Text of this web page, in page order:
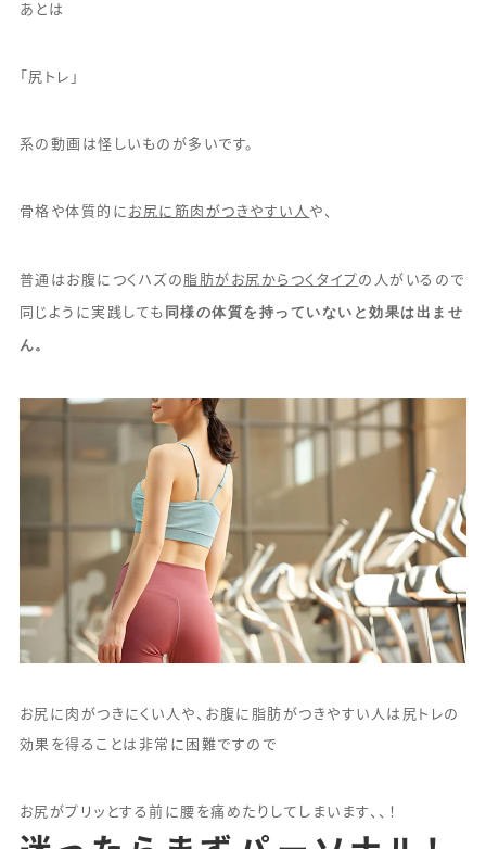
あとは
「尻トレ」
系の動画は怪しいものが多いです。
骨格や体質的に お尻に筋肉がつきやすい人 や、
普通はお腹につくハズの 脂肪がお尻からつくタイプの人がいるので
同じように実践しても 同様の体質を持っていないと効果は出ませ
ん。
お尻に肉がつきにくい人や、お腹に脂肪がつきやすい人は尻トレの
効果を得ることは非常に困難ですので
お尻がプリッとする前に腰を痛めたりしてしまいます、、！